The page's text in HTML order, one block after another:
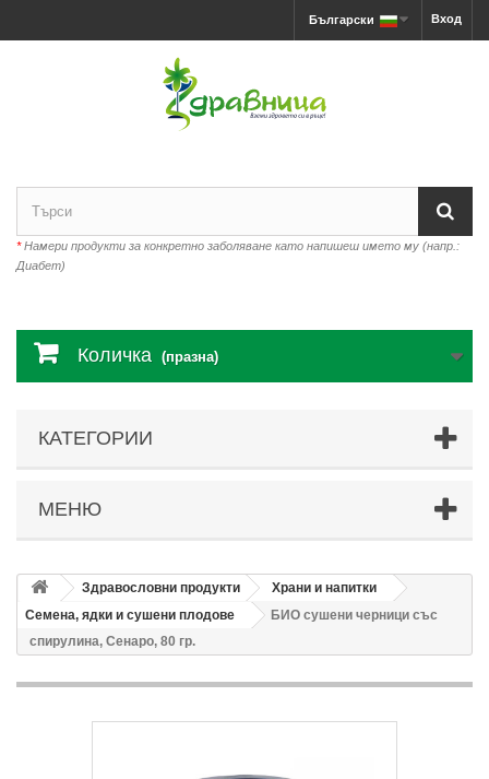
Вход
Български
*Намери продукти за конкретно заболяване като напишеш името му (напр.:
Диабет)
Количка (празна)
КАТЕГОРИИ
МЕНЮ
Здравословни продукти
Храни и напитки
Семена, ядки и сушени плодове
БИО сушени черници със
спирулина, Сенаро, 80 гр.